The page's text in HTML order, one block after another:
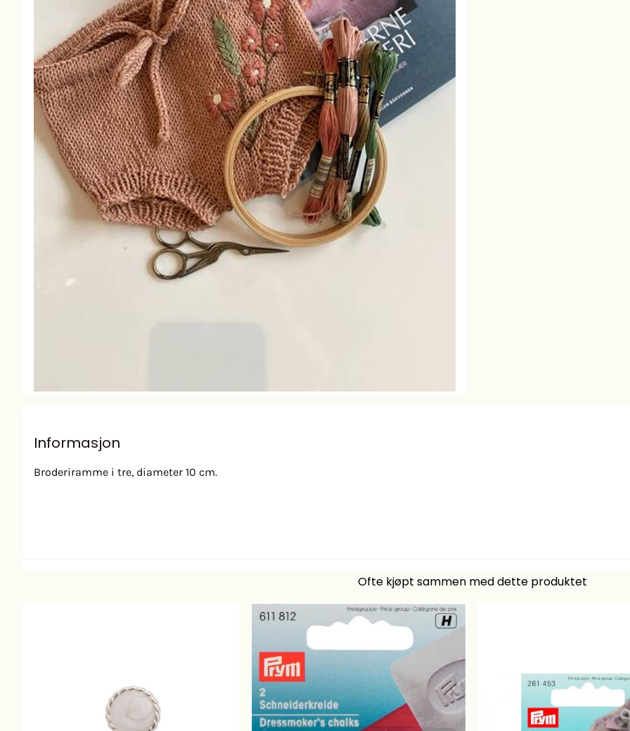
Informasjon
Broderiramme i tre, diameter 10 cm.
Ofte kjøpt sammen med dette produktet